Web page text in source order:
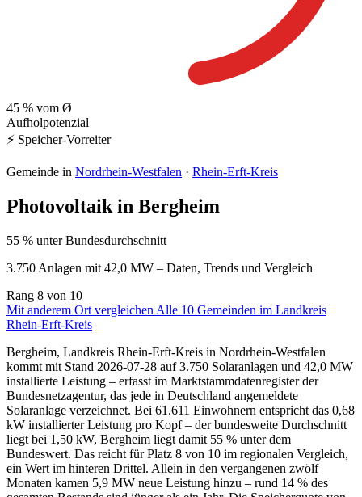
45 % vom Ø
Aufholpotenzial
⚡ Speicher-Vorreiter
Gemeinde in Nordrhein-Westfalen · Rhein-Erft-Kreis
Photovoltaik in Bergheim
55 % unter Bundesdurchschnitt
3.750 Anlagen mit 42,0 MW – Daten, Trends und Vergleich
Rang 8 von 10
Mit anderem Ort vergleichen Alle 10 Gemeinden im Landkreis
Rhein-Erft-Kreis
Bergheim, Landkreis Rhein-Erft-Kreis in Nordrhein-Westfalen
kommt mit Stand 2026-07-28 auf 3.750 Solaranlagen und 42,0 MW
installierte Leistung – erfasst im Marktstammdatenregister der
Bundesnetzagentur, das jede in Deutschland angemeldete
Solaranlage verzeichnet. Bei 61.611 Einwohnern entspricht das 0,68
kW installierter Leistung pro Kopf – der bundesweite Durchschnitt
liegt bei 1,50 kW, Bergheim liegt damit 55 % unter dem
Bundeswert. Das reicht für Platz 8 von 10 im regionalen Vergleich,
ein Wert im hinteren Drittel. Allein in den vergangenen zwölf
Monaten kamen 5,9 MW neue Leistung hinzu – rund 14 % des